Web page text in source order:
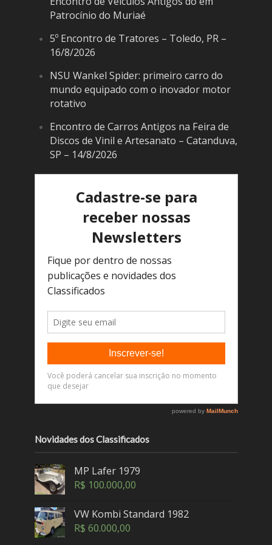
Patrocínio do Muriaé
5º Encontro de Tratores – Toledo, PR –
16/8/2026
NSU Wankel Spider: primeiro carro do
mundo equipado com o inovador motor
rotativo
Encontro de Carros Antigos na Feira de
Discos de Vinil e Artesanato – Catanduva,
SP – 14/8/2026
Novidades dos Classificados
MP Lafer 1979
R$ 100.000,00
VW Kombi Standard 1982
R$ 60.000,00